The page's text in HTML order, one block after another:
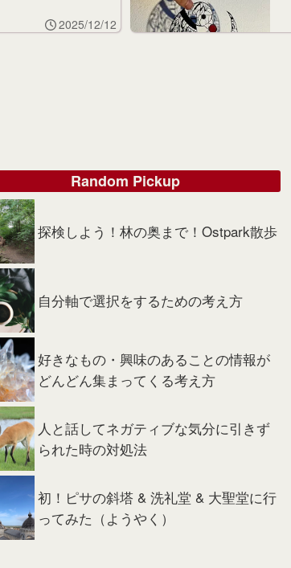
2025/12/12
Random Pickup
探検しよう！林の奥まで！Ostpark散歩
自分軸で選択をするための考え方
好きなもの・興味のあることの情報が
どんどん集まってくる考え方
人と話してネガティブな気分に引きず
られた時の対処法
初！ピサの斜塔 & 洗礼堂 & 大聖堂に行
ってみた（ようやく）